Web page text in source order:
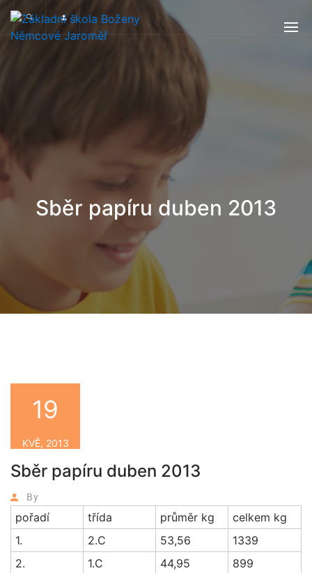
Sběr papíru duben 2013
Sběr papíru duben 2013
By
19
KVĚ, 2013
pořadí třída průměr kg
celkem kg
1.
2.C 53,56
1339
2.
1.C 44,95
899